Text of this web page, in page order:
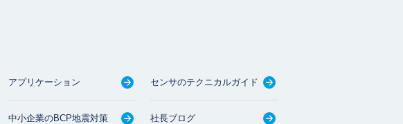
アプリケーション センサのテクニカルガイド
中小企業のBCP地震対策 社長ブログ